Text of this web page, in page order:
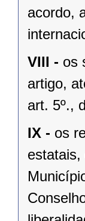
acordo,
VIII - os
artigo,
art. 5º.,
IX - os
estatais,